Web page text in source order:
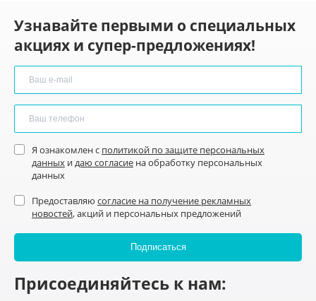
Узнавайте первыми о специальных
акциях и супер-предложениях!
Я ознакомлен с политикой по защите персональных
данных идаю согласие на обработку персональных
данных
Предоставляю согласие на получение рекламных
новостей, акций и персональных предложений
Присоединяйтесь к нам: